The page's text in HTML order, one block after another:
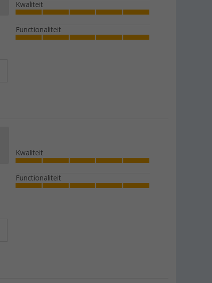
Kwaliteit
Functionaliteit
Kwaliteit
Functionaliteit